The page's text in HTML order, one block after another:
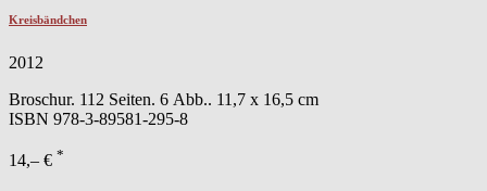
Kreisbändchen
2012
Broschur. 112 Seiten. 6 Abb.. 11,7 x 16,5 cm
ISBN 978-3-89581-295-8
14,– € *